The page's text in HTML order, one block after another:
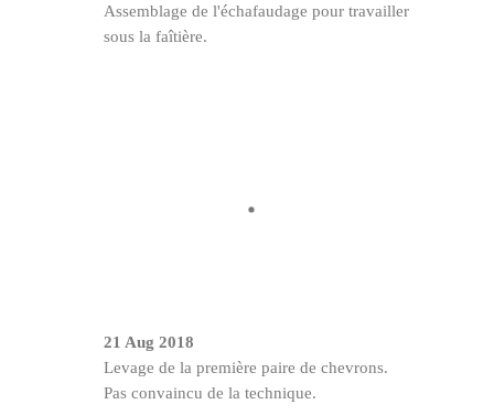
Assemblage de l'échafaudage pour travailler
sous la faîtière.
21 Aug 2018
Levage de la première paire de chevrons.
Pas convaincu de la technique.